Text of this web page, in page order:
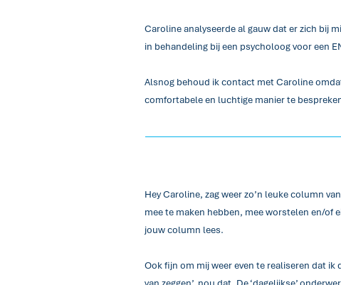
Caroline analyseerde al gauw dat er zich bij
in behandeling bij een psycholoog voor een
Alsnog behoud ik contact met Caroline
comfortabele en luchtige manier te
Hey Caroline, zag weer zo’n leuke column
mee te maken hebben, mee worstelen en/of
jouw column lees.
Ook fijn om mij weer even te realiseren dat ik